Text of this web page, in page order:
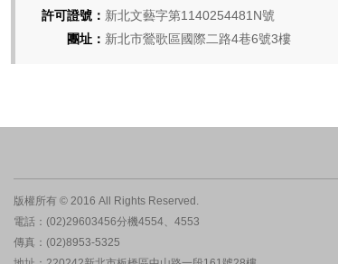
許可證號： 新北文藝字第1140254481N號
團址： 新北市鶯歌區國際二路4巷6號3樓
版權所有 © 2016 All Rights Reserved.
電話：(02)29603456分機4554、4553
傳真：(02)8953-5325